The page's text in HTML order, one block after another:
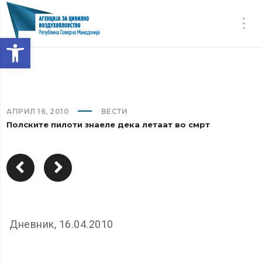
Open toolbar
АПРИЛ 16, 2010 ВЕСТИ
Полските пилоти знаеле дека летаат во смрт
Дневник, 16.04.2010